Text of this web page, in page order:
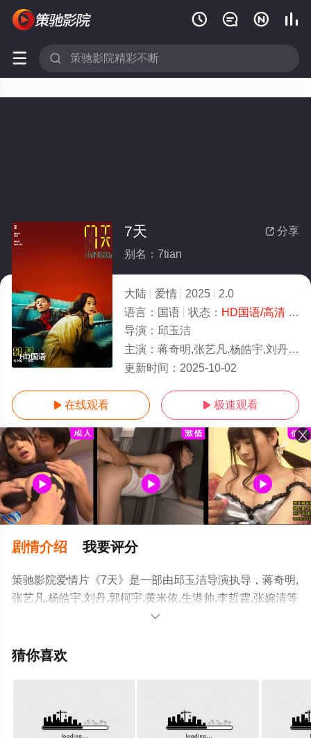
   
 
HD国语
 分享
7天
别名：7tian
大陆 爱情 2025
2.0
语言： 国语 状态： HD国语/高清- 免费在线观看
导演： 邱玉洁
主演： 蒋奇明,张艺凡,杨皓宇,刘丹,郭柯宇,黄米依,生港帅,李哲霆,张婉清
更新时间： 2025-10-02
 在线观看  极速观看
剧情介绍 我要评分
策驰影院爱情片《7天》是一部由邱玉洁导演执导，蒋奇明,
张艺凡,杨皓宇,刘丹,郭柯宇,黄米依,生港帅,李哲霆,张婉清等
演员精彩演绎的大陆电影，手机免费观看高清无删减完整
电影、电视猫或剧情网等平台了解。

猜你喜欢